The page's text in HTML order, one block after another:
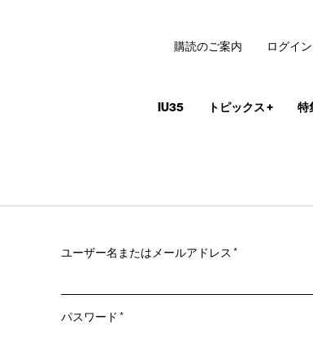
IU35 トピックス+ 特
購読のご案内 ログイン
ユーザー名またはメールアドレス*必
パスワード*必